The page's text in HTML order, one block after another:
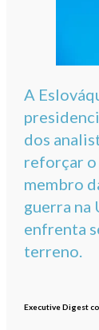
A
dos
reforçar
membro
guerra na
enfrenta
terreno.
Executive Digest